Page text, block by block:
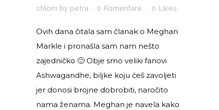
stilom by petra 0 Komentara 0 Likes
Ovih dana čitala sam članak o Meghan
Markle i pronašla sam nam nešto
zajedničko 🙂 Obje smo veliki fanovi
Ashwagandhe, biljke koju ćeš zavoljeti
jer donosi brojne dobrobiti, naročito
nama ženama. Meghan je navela kako